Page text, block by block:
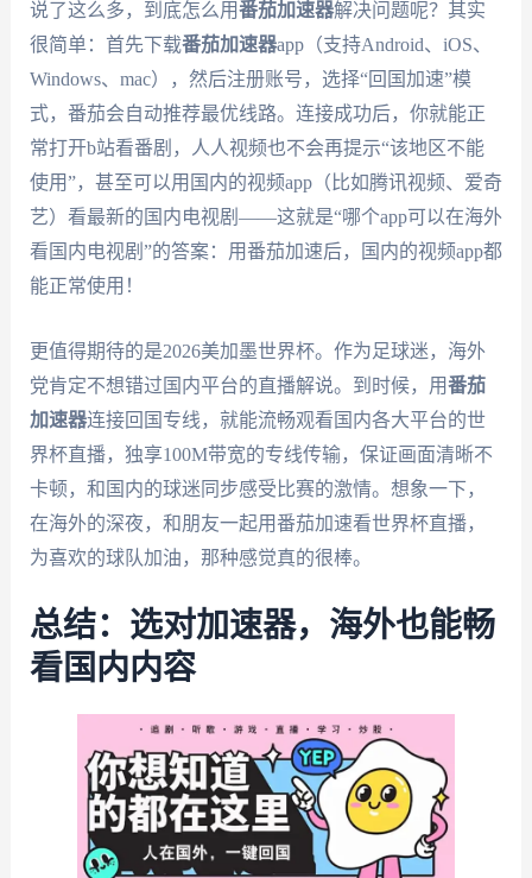
说了这么多，到底怎么用番茄加速器解决问题呢？其实
很简单：首先下载番茄加速器app（支持Android、iOS、
Windows、mac），然后注册账号，选择“回国加速”模
式，番茄会自动推荐最优线路。连接成功后，你就能正
常打开b站看番剧，人人视频也不会再提示“该地区不能
使用”，甚至可以用国内的视频app（比如腾讯视频、爱奇
艺）看最新的国内电视剧——这就是“哪个app可以在海外
看国内电视剧”的答案：用番茄加速后，国内的视频app都
能正常使用！
更值得期待的是2026美加墨世界杯。作为足球迷，海外
党肯定不想错过国内平台的直播解说。到时候，用番茄
加速器连接回国专线，就能流畅观看国内各大平台的世
界杯直播，独享100M带宽的专线传输，保证画面清晰不
卡顿，和国内的球迷同步感受比赛的激情。想象一下，
在海外的深夜，和朋友一起用番茄加速看世界杯直播，
为喜欢的球队加油，那种感觉真的很棒。
总结：选对加速器，海外也能畅
看国内内容